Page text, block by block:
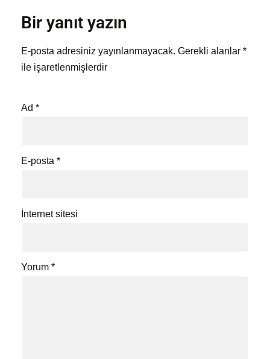
Bir yanıt yazın
E-posta adresiniz yayınlanmayacak. Gerekli alanlar *
ile işaretlenmişlerdir
Ad *
E-posta *
İnternet sitesi
Yorum *